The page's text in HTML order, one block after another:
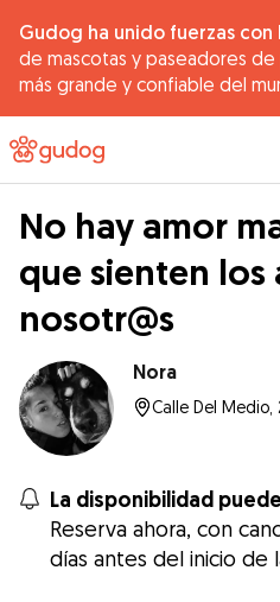
Gudog ha unido fuerzas con
de mascotas y paseadores
más grande y confiable del
No hay amor
que sienten los
nosotr@s
Nora
Calle Del Medio,
La disponibilidad
Reserva ahora, con
días antes del inicio de